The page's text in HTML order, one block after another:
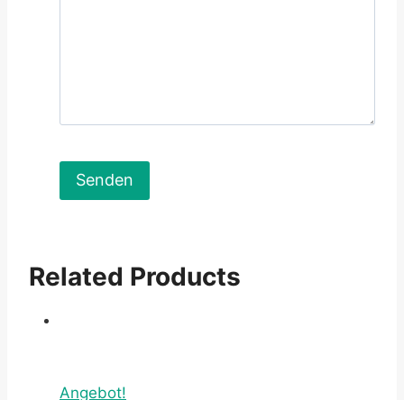
Related Products
Angebot!